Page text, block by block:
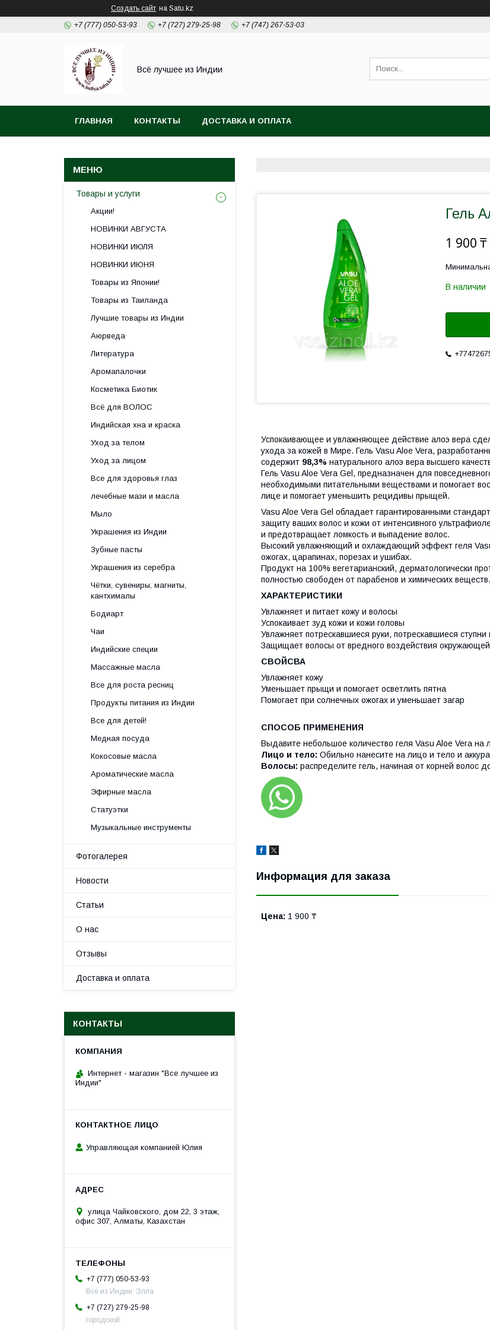
Создать сайт на Satu.kz
+7 (777) 050-53-93 +7 (727) 279-25-98 +7 (747) 267-53-03
Всё лучшее из Индии
ГЛАВНАЯ КОНТАКТЫ ДОСТАВКА И ОПЛАТА
Гель
1 900 ₸
В наличии
Успокаивающее и увлажняющее действие алоэ вера
ухода за кожей в Мире. Гель Vasu Aloe Vera,
содержит 98,3% натурального алоэ вера высшего
Гель Vasu Aloe Vera Gel, предназначен для
необходимыми питательными веществами и помогает
лице и помогает уменьшить рецидивы прыщей.
Vasu Aloe Vera Gel обладает гарантированными
защиту ваших волос и кожи от интенсивного
и предотвращает ломкость и выпадение волос.
Высокий увлажняющий и охлаждающий эффект геля
ожогах, царапинах, порезах и ушибах.
Продукт на 100% вегетарианский, дерматологически
полностью свободен от парабенов и химических веществ.
ХАРАКТЕРИСТИКИ
Увлажняет и питает кожу и волосы
Успокаивает зуд кожи и кожи головы
Увлажняет потрескавшиеся руки, потрескавшиеся ступни
Защищает волосы от вредного воздействия
СВОЙСВА
Увлажняет кожу
Уменьшает прыщи и помогает осветлить пятна
Помогает при солнечных ожогах и уменьшает загар
СПОСОБ ПРИМЕНЕНИЯ
Выдавите небольшое количество геля Vasu Aloe Vera
Лицо и тело: Обильно нанесите на лицо и тело и
Волосы: распределите гель, начиная от корней волос
Информация для заказа
Цена: 1 900 ₸
Товары и услуги
Акции!
НОВИНКИ АВГУСТА
НОВИНКИ ИЮЛЯ
НОВИНКИ ИЮНЯ
Товары из Японии!
Товары из Таиланда
Лучшие товары из Индии
Аюрведа
Литература
Аромапалочки
Косметика Биотик
Всё для ВОЛОС
Индийская хна и краска
Уход за телом
Уход за лицом
Все для здоровья глаз
лечебные мази и масла
Мыло
Украшения из Индии
Зубные пасты
Украшения из серебра
Чётки, сувениры, магниты,
кантхималы
Бодиарт
Чаи
Индийские специи
Массажные масла
Все для роста ресниц
Продукты питания из Индии
Все для детей!
Медная посуда
Кокосовые масла
Ароматические масла
Эфирные масла
Статуэтки
Музыкальные инструменты
Фотогалерея
Новости
Статьи
О нас
Отзывы
Доставка и оплата
КОНТАКТЫ
Интернет - магазин "Все лучшее из
Индии"
Управляющая компанией Юлия
улица Чайковского, дом 22, 3 этаж,
офис 307, Алматы, Казахстан
+7 (777) 050-53-93
Всё из Индии: Элла
+7 (727) 279-25-98
городской